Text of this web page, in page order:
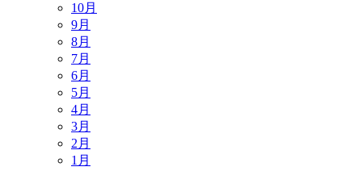
10月
9月
8月
7月
6月
5月
4月
3月
2月
1月